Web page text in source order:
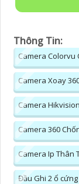
Thông Tin:
Camera Colorvu
Camera Xoay
Camera
Camera 360
Camera Ip Thân
Đầu Ghi 2 ổ